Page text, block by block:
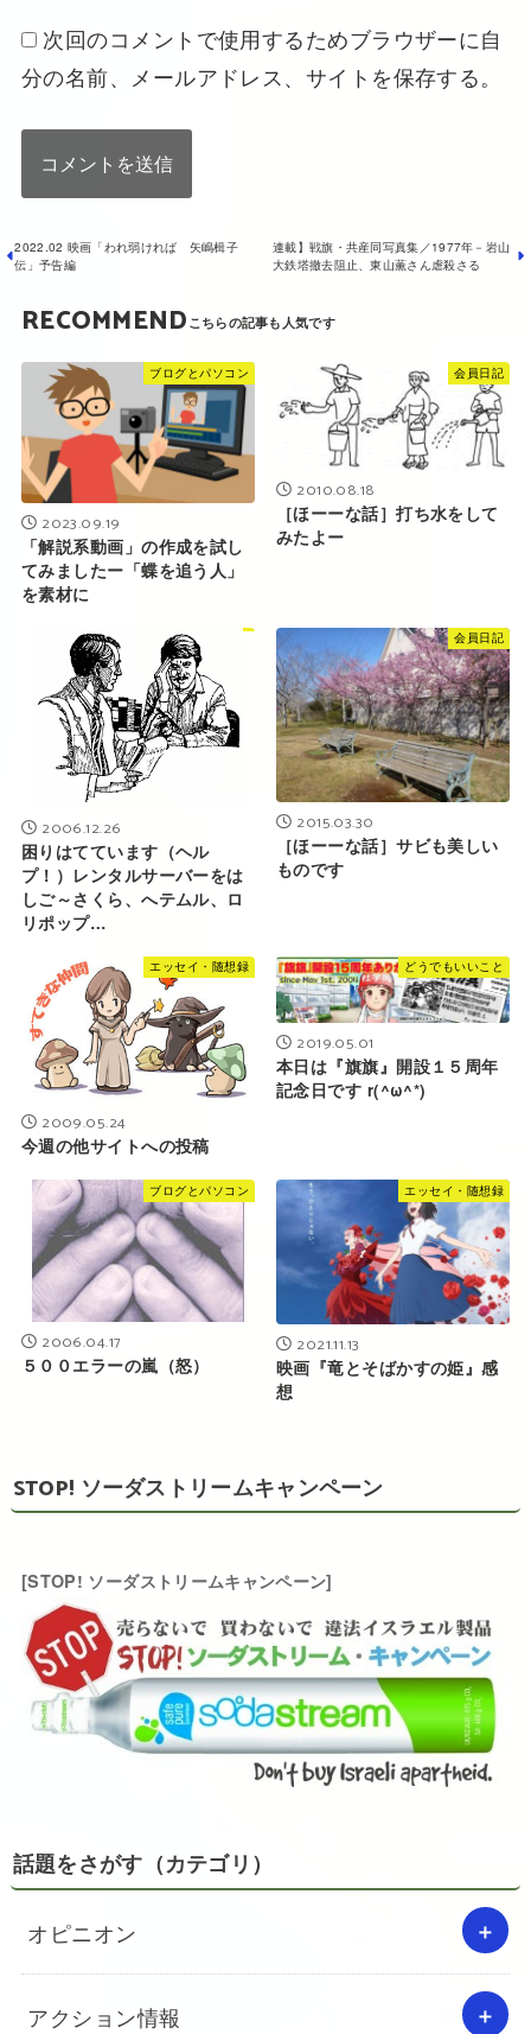
次回のコメントで使用するためブラウザーに自
分の名前、メールアドレス、サイトを保存する。
連載】戦旗・共産同写真集／1977年－岩山
大鉄塔撤去阻止、東山薫さん虐殺さる
2022.02 映画「われ弱ければ 矢嶋楫子
伝」予告編
RECOMMEND
ブログとパソコン
2023.09.19
「解説系動画」の作成を試し
てみましたー「蝶を追う人」
を素材に
会員日記
2010.08.18
［ほーーな話］打ち水をして
みたよー
2006.12.26
困りはてています（ヘル
プ！）レンタルサーバーをは
しご～さくら、へテムル、ロ
リポップ…
会員日記
2015.03.30
［ほーーな話］サビも美しい
ものです
エッセイ・随想録
2009.05.24
今週の他サイトへの投稿
どうでもいいこと
2019.05.01
本日は『旗旗』開設１５周年
記念日です r(^ω^*)
ブログとパソコン
2006.04.17
５００エラーの嵐（怒）
エッセイ・随想録
2021.11.13
映画『竜とそばかすの姫』感
想
STOP! ソーダストリームキャンペーン
[STOP! ソーダストリームキャンペーン]
話題をさがす（カテゴリ）
オピニオン
アクション情報